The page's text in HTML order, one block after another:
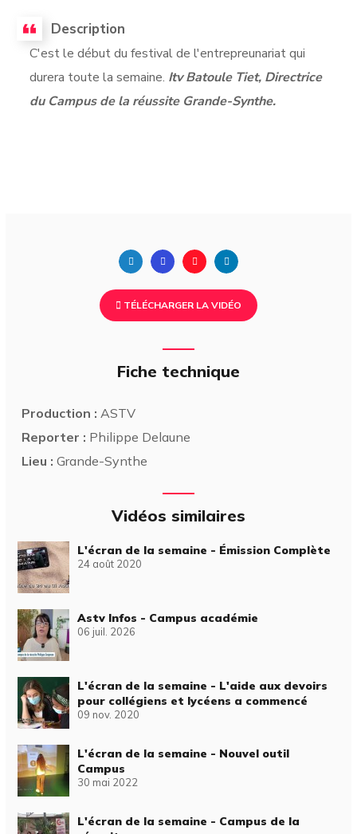
Description
C'est le début du festival de l'entrepreunariat qui
durera toute la semaine. Itv Batoule Tiet, Directrice
du Campus de la réussite Grande-Synthe.
TÉLÉCHARGER LA VIDÉO
Fiche technique
Production : ASTV
Reporter : Philippe Delaune
Lieu : Grande-Synthe
Vidéos similaires
L'écran de la semaine - Émission Complète
24 août 2020
Astv Infos - Campus académie
06 juil. 2026
L'écran de la semaine - L'aide aux devoirs
pour collégiens et lycéens a commencé
09 nov. 2020
L'écran de la semaine - Nouvel outil
Campus
30 mai 2022
L'écran de la semaine - Campus de la